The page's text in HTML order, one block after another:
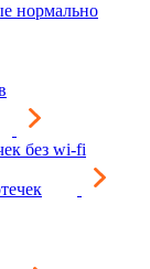
нормально
без wi-fi